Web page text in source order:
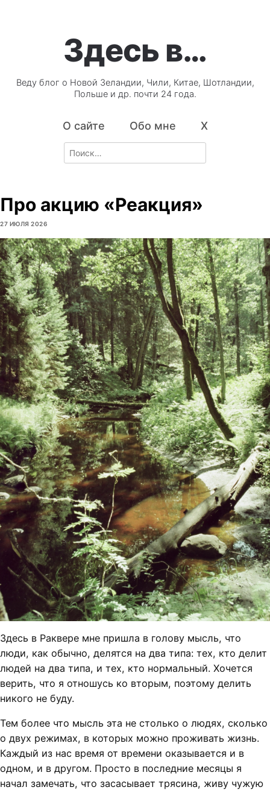
Здесь в…
Веду блог о Новой Зеландии, Чили, Китае, Шотландии,
Польше и др. почти 24 года.
О сайте Обо мне X
Search
for:
Про акцию «Реакция»
27 ИЮЛЯ 2026
Здесь в Раквере мне пришла в голову мысль, что
люди, как обычно, делятся на два типа: тех, кто делит
людей на два типа, и тех, кто нормальный. Хочется
верить, что я отношусь ко вторым, поэтому делить
никого не буду.
Тем более что мысль эта не столько о людях, сколько
о двух режимах, в которых можно проживать жизнь.
Каждый из нас время от времени оказывается и в
одном, и в другом. Просто в последние месяцы я
начал замечать, что засасывает трясина, живу чужую